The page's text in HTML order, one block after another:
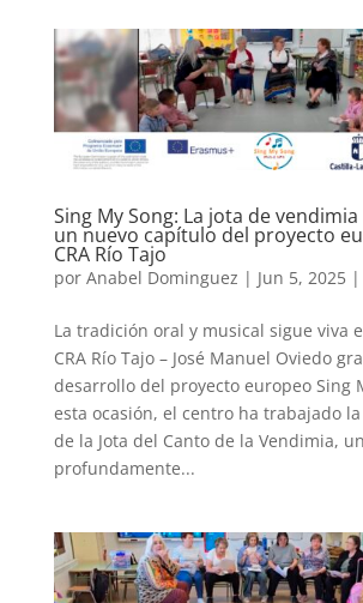
Sing My Song: La jota de
un nuevo capítulo del proyecto
CRA Río Tajo
por Anabel Dominguez | Jun 5, 2025|
La tradición oral y musical sigue viva
CRA Río Tajo – José Manuel Oviedo
desarrollo del proyecto europeo Sing
esta ocasión, el centro ha trabajado
de la Jota del Canto de la Vendimia,
profundamente...